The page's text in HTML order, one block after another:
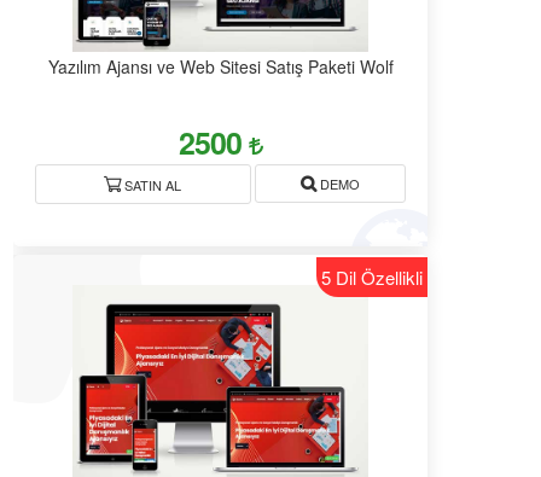
Yazılım Ajansı ve Web Sitesi Satış Paketi Wolf
2500
SATIN AL DEMO
5 Dil Özellikli